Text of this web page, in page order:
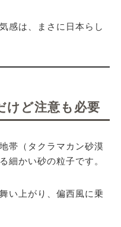
感は、まさに日本らし
けど注意も必要
帯（タクラマカン砂漠
細かい砂の粒子です。
い上がり、偏西風に乗